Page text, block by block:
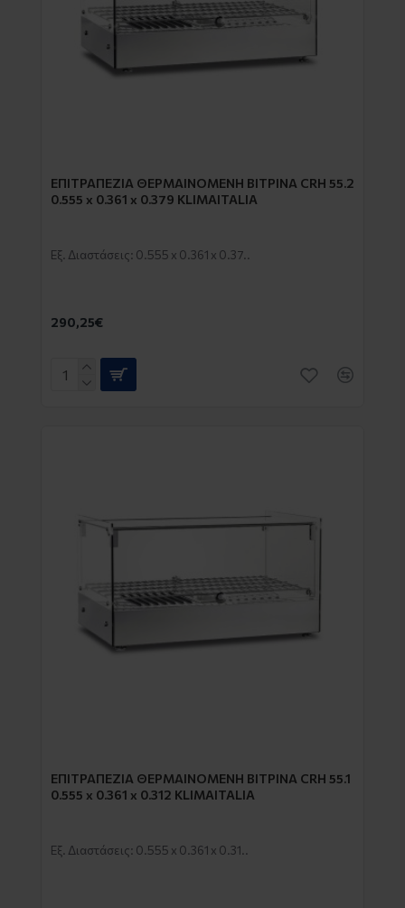
EΠΙΤΡΑΠΕΖΙΑ ΘΕΡΜΑΙΝΟΜΕΝΗ ΒΙΤΡΙΝΑ CRH 55.2
0.555 x 0.361 x 0.379 KLIMAITALIA
Εξ. Διαστάσεις: 0.555 x 0.361 x 0.37..
290,25€
EΠΙΤΡΑΠΕΖΙΑ ΘΕΡΜΑΙΝΟΜΕΝΗ ΒΙΤΡΙΝΑ CRH 55.1
0.555 x 0.361 x 0.312 KLIMAITALIA
Εξ. Διαστάσεις: 0.555 x 0.361 x 0.31..